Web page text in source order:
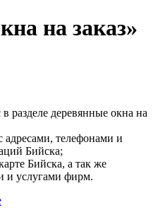
на заказ»
разделе деревянные окна на
адресами, телефонами и
Бийска;
Бийска, а так же
и услугами фирм.